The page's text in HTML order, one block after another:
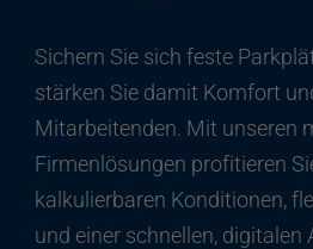
Sichern Sie sich feste
stärken Sie damit Komfort
Mitarbeitenden. Mit unseren
Firmenlösungen profitieren
kalkulierbaren Konditionen,
und einer schnellen, digitalen